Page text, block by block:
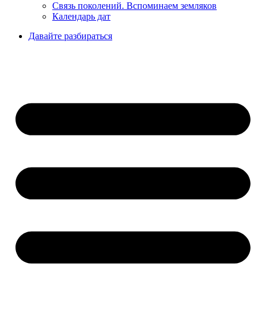
Связь поколений. Вспоминаем земляков
Календарь дат
Давайте разбираться